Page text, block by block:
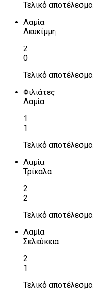
Τελικό αποτέλεσμα
Λαμία
Λευκίμμη
2
0
Τελικό αποτέλεσμα
Φιλιάτες
Λαμία
1
1
Τελικό αποτέλεσμα
Λαμία
Τρίκαλα
2
2
Τελικό αποτέλεσμα
Λαμία
Σελεύκεια
2
1
Τελικό αποτέλεσμα